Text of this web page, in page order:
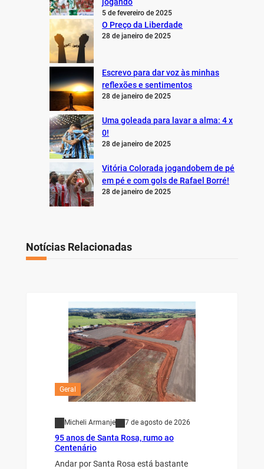
5 de fevereiro de 2025
O Preço da Liberdade
28 de janeiro de 2025
Escrevo para dar voz às minhas
reflexões e sentimentos
28 de janeiro de 2025
Uma goleada para lavar a alma: 4 x
0!
28 de janeiro de 2025
Vitória Colorada jogandobem de pé
em pé e com gols de Rafael Borré!
28 de janeiro de 2025
Notícias Relacionadas
Geral
Micheli Armanje 7 de agosto de 2026
95 anos de Santa Rosa, rumo ao
Centenário
Andar por Santa Rosa está bastante